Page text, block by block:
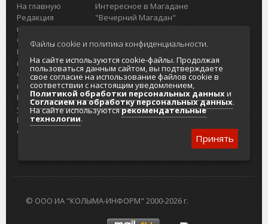
На главную
Редакция
портала
О проекте
Реклама на
портале
Отзывы и
предложения
Интернет-
услуги
Разработка
сайтов
Интересное в Магадане
"Вечерний Магадан"
Реклама
Главный туристический портал
Колымы
Политика в отношении обработки
персональных данных
Согласие на обработку персональных
данных
© ООО ИА "КОЛЫМА-ИНФОРМ" 2000-2026 г.
Файлы cookie и политика конфиденциальности.
На сайте используются cookie-файлы. Продолжая
пользоваться данным сайтом, вы подтверждаете
свое согласие на использование файлов cookie в
соответствии с настоящим уведомлением,
Политикой обработки персональных данныхи
Согласием на обработку персональных данных.
На сайте используютсярекомендательные
технологии.
Принять